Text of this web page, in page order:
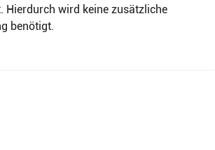
Hierdurch wird keine zusätzliche
benötigt.